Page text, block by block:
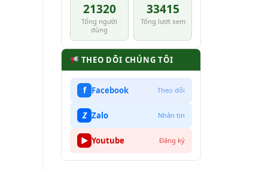
21320
Tổng người
dùng
33415
Tổng lượt xem
THEO DÕI CHÚNG TÔI
f Facebook Theo dõi
Z Zalo Nhắn tin
▶ Youtube Đăng ký